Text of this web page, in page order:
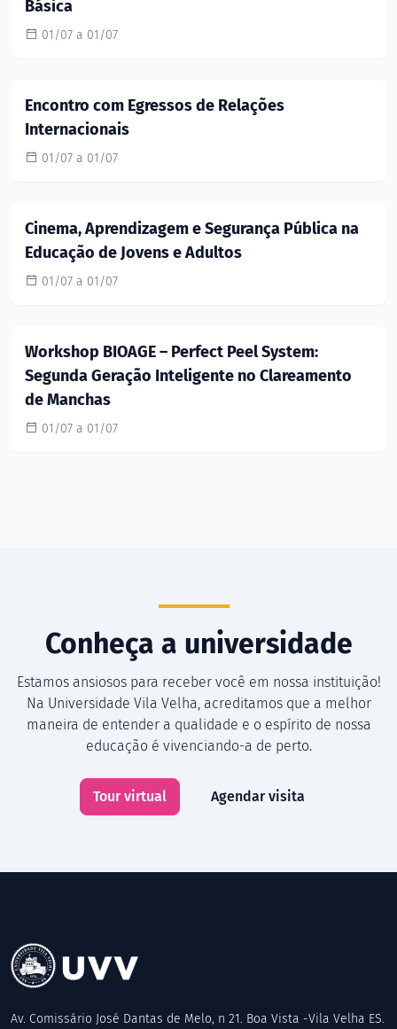
Básica
01/07 a 01/07
Encontro com Egressos de Relações
Internacionais
01/07 a 01/07
Cinema, Aprendizagem e Segurança Pública na
Educação de Jovens e Adultos
01/07 a 01/07
Workshop BIOAGE – Perfect Peel System:
Segunda Geração Inteligente no Clareamento
de Manchas
01/07 a 01/07
Conheça a universidade
Estamos ansiosos para receber você em nossa instituição!
Na Universidade Vila Velha, acreditamos que a melhor
maneira de entender a qualidade e o espírito de nossa
educação é vivenciando-a de perto.
Tour virtual Agendar visita
Av. Comissário José Dantas de Melo, n 21. Boa Vista -Vila Velha ES.